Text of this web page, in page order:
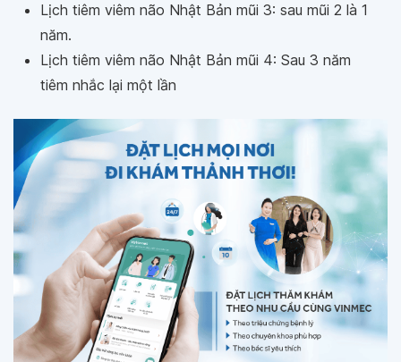
Lịch tiêm viêm não Nhật Bản mũi 3: sau mũi 2 là 1
năm.
Lịch tiêm viêm não Nhật Bản mũi 4: Sau 3 năm
tiêm nhắc lại một lần